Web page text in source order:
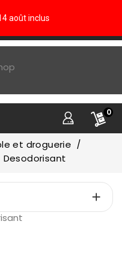
août inclus
0
et droguerie
Desodorisant
